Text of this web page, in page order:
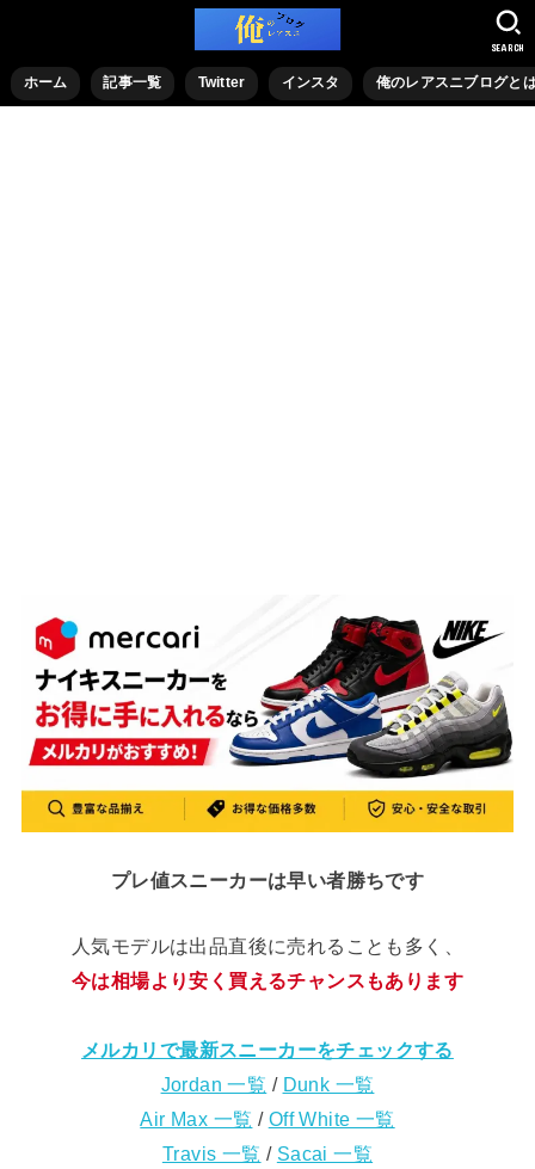
ホーム 記事一覧 Twitter インスタ 俺のレアスニブログと
SEARCH
プレ値スニーカーは早い者勝ちです
人気モデルは出品直後に売れることも多く、
今は相場より安く買えるチャンスもあります
メルカリで最新スニーカーをチェックする
Jordan 一覧 / Dunk 一覧
Air Max 一覧 / Off White 一覧
Travis 一覧 / Sacai 一覧